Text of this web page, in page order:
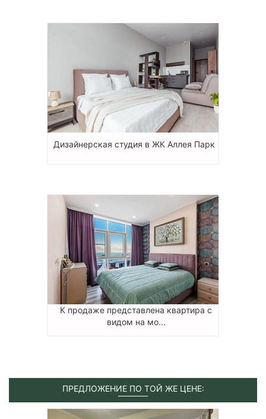
Дизайнерская студия в ЖК Аллея Парк
К продаже представлена квартира с
видом на мо...
ПРЕДЛОЖЕНИЕ ПО ТОЙ ЖЕ ЦЕНЕ: